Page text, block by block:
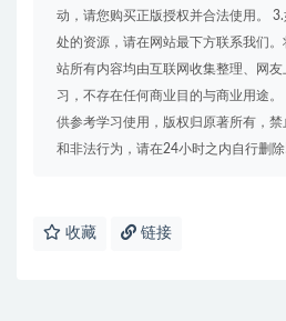
动，请您购买正版授权并合法使用。
处的资源，请在网站最下方联系我们
站所有内容均由互联网收集整理、网
习，不存在任何商业目的与商业用途
供参考学习使用，版权归原著所有，
和非法行为，请在24小时之内自行删
收藏 链接